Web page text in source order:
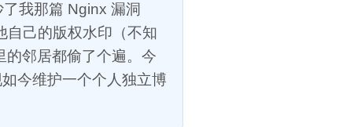
我那篇 Nginx 漏洞
自己的版权水印（不知
的邻居都偷了个遍。今
今维护一个个人独立博